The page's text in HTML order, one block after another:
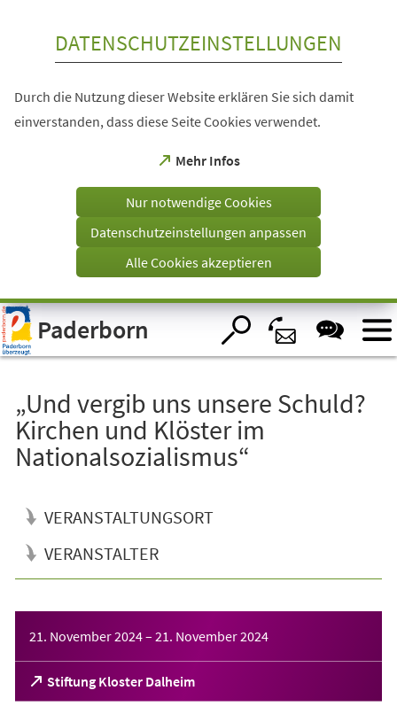
Visuelle
Assistenzsoftware
öffnen.
DATENSCHUTZEINSTELLUNGEN
Durch die Nutzung dieser Website erklären Sie sich damit
einverstanden, dass diese Seite Cookies verwendet.
Mehr Infos
(Öffnet
einem
Tab)
Nur notwendige Cookies
Datenschutzeinstellungen anpassen
Alle Cookies akzeptieren
Paderborn
„Und vergib uns unsere Schuld?
Kirchen und Klöster im
Nationalsozialismus“
VERANSTALTUNGSORT
VERANSTALTER
21. November 2024– 21. November 2024
Stiftung Kloster Dalheim
(Öffnet
in